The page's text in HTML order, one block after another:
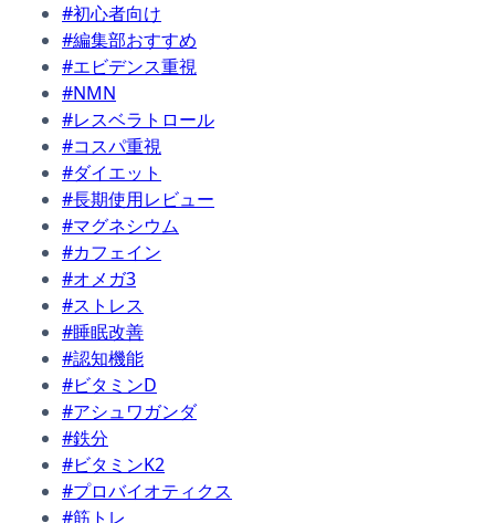
#初心者向け
#編集部おすすめ
#エビデンス重視
#NMN
#レスベラトロール
#コスパ重視
#ダイエット
#長期使用レビュー
#マグネシウム
#カフェイン
#オメガ3
#ストレス
#睡眠改善
#認知機能
#ビタミンD
#アシュワガンダ
#鉄分
#ビタミンK2
#プロバイオティクス
#筋トレ